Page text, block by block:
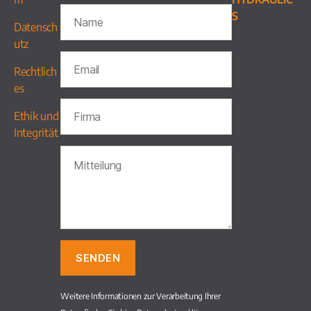
Datensch
utz
Rechtlich
es
Ethik und
Integrität
Weitere Informationen zur Verarbeitung Ihrer
S